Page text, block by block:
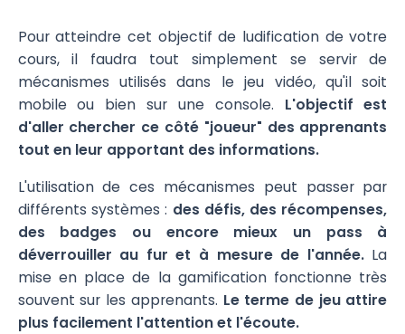
Pour atteindre cet objectif de ludification de votre
cours, il faudra tout simplement se servir de
mécanismes utilisés dans le jeu vidéo, qu'il soit
mobile ou bien sur une console. L'objectif est
d'aller chercher ce côté "joueur" des apprenants
tout en leur apportant des informations.
L'utilisation de ces mécanismes peut passer par
différents systèmes : des défis, des récompenses,
des badges ou encore mieux un pass à
déverrouiller au fur et à mesure de l'année. La
mise en place de la gamification fonctionne très
souvent sur les apprenants. Le terme de jeu attire
plus facilement l'attention et l'écoute.